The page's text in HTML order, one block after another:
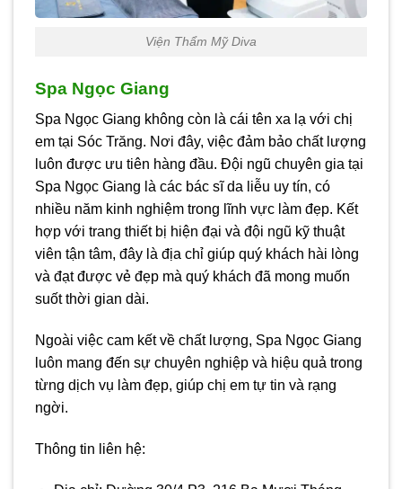
Viện Thẩm Mỹ Diva
Spa Ngọc Giang
Spa Ngọc Giang không còn là cái tên xa lạ với chị
em tại Sóc Trăng. Nơi đây, việc đảm bảo chất lượng
luôn được ưu tiên hàng đầu. Đội ngũ chuyên gia tại
Spa Ngọc Giang là các bác sĩ da liễu uy tín, có
nhiều năm kinh nghiệm trong lĩnh vực làm đẹp. Kết
hợp với trang thiết bị hiện đại và đội ngũ kỹ thuật
viên tận tâm, đây là địa chỉ giúp quý khách hài lòng
và đạt được vẻ đẹp mà quý khách đã mong muốn
suốt thời gian dài.
Ngoài việc cam kết về chất lượng, Spa Ngọc Giang
luôn mang đến sự chuyên nghiệp và hiệu quả trong
từng dịch vụ làm đẹp, giúp chị em tự tin và rạng
ngời.
Thông tin liên hệ: